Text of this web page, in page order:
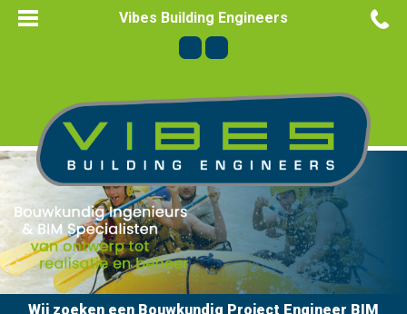
Vibes Building Engineers
Wij zoeken een Bouwkundig Project Engineer BIM